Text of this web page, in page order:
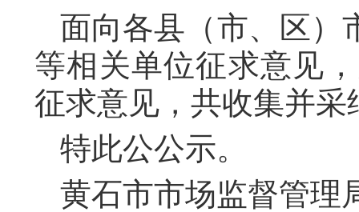
面向各县（市、区）
等相关单位征求意见
征求意见，共收集并采
特此公公示。
黄石市市场监督管理